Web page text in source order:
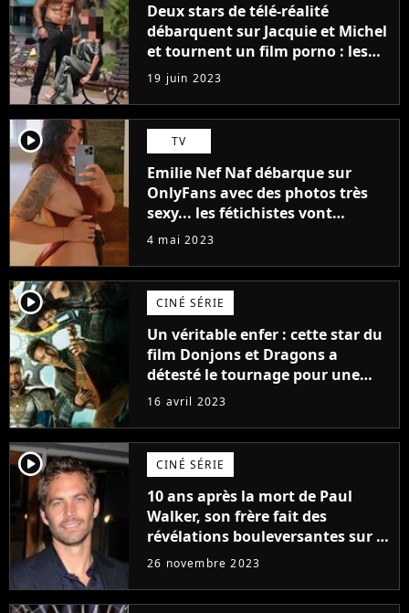
Deux stars de télé-réalité
débarquent sur Jacquie et Michel
et tournent un film porno : les
premières images du tournage
(exclu)
19 juin 2023
player2 TV
Emilie Nef Naf débarque sur
OnlyFans avec des photos très
sexy... les fétichistes vont
prendre leur pied !
4 mai 2023
player2 CINÉ SÉRIE
Un véritable enfer : cette star du
film Donjons et Dragons a
détesté le tournage pour une
raison très spéciale
16 avril 2023
player2 CINÉ SÉRIE
10 ans après la mort de Paul
Walker, son frère fait des
révélations bouleversantes sur la
réaction des acteurs de Fast and
26 novembre 2023